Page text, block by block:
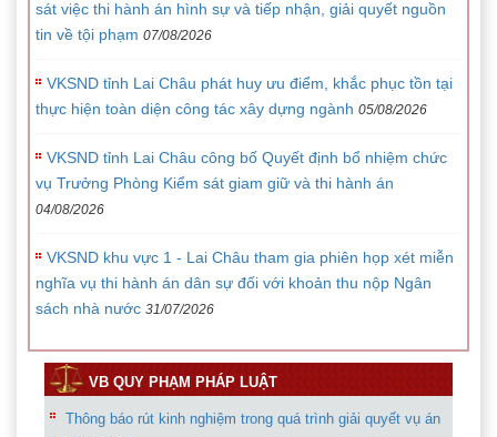
sát việc thi hành án hình sự và tiếp nhận, giải quyết nguồn
tin về tội phạm 07/08/2026
VKSND tỉnh Lai Châu phát huy ưu điểm, khắc phục tồn tại
thực hiện toàn diện công tác xây dựng ngành 05/08/2026
VKSND tỉnh Lai Châu công bố Quyết định bổ nhiệm chức
vụ Trưởng Phòng Kiểm sát giam giữ và thi hành án
04/08/2026
VKSND khu vực 1 - Lai Châu tham gia phiên họp xét miễn
nghĩa vụ thi hành án dân sự đối với khoản thu nộp Ngân
sách nhà nước 31/07/2026
VB QUY PHẠM PHÁP LUẬT
Thông báo rút kinh nghiệm trong quá trình giải quyết vụ án